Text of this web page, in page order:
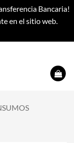
Bancaria!
en el sitio web.